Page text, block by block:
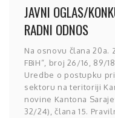
JAVNI OGLAS/
RADNI ODNOS
Na osnovu člana 20a.
FBiH“, broj 26/16, 89/
Uredbe o postupku
sektoru na teritoriji
novine Kantona
32/24), člana 15.